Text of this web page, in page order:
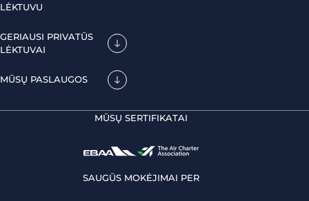
LĖKTUVU
GERIAUSI PRIVATŪS
LĖKTUVAI
MŪSŲ PASLAUGOS
MŪSŲ SERTIFIKATAI
SAUGŪS MOKĖJIMAI PER